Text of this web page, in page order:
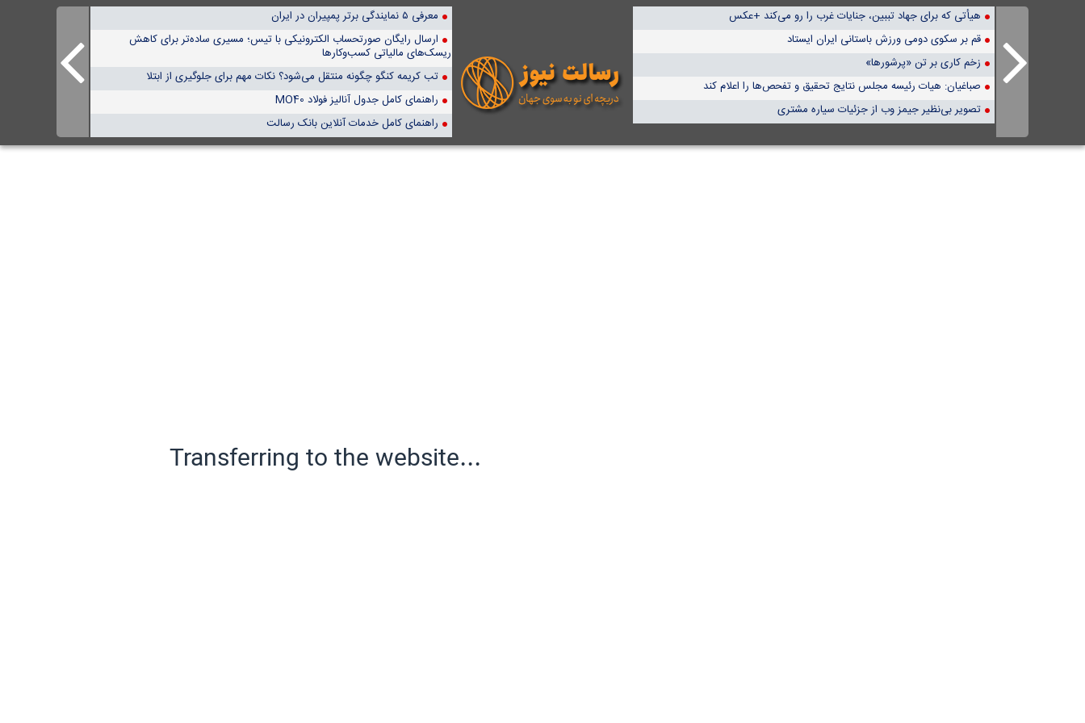
هیأتی که برای جهاد تببین، جنایات غرب را رو می‌کند +عکس
قم بر سکوی دومی ورزش باستانی ایران ایستاد
زخم کاری بر تن «پرشورها»
صباغیان: هیات رئیسه مجلس نتایج تحقیق و تفحص‌ها را اعلام کند
تصویر بی‌نظیر جیمز وب از جزئیات سیاره مشتری
معرفی ۵ نمایندگی برتر پمپیران در ایران
ارسال رایگان صورتحساب الکترونیکی با تیس؛ مسیری ساده‌تر برای کاهش
ریسک‌های مالیاتی کسب‌وکارها
تب کریمه کنگو چگونه منتقل می‌شود؟ نکات مهم برای جلوگیری از ابتلا
راهنمای کامل جدول آنالیز فولاد MO40
راهنمای کامل خدمات آنلاین بانک رسالت